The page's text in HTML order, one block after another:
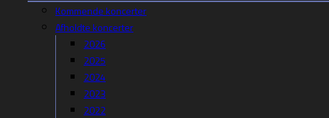
Kommende koncerter
Afholdte koncerter
2026
2025
2024
2023
2022